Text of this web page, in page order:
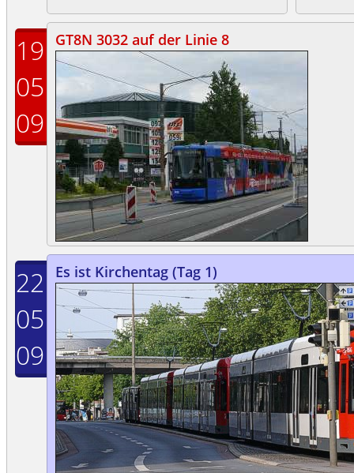
19
05
09
GT8N 3032 auf der Linie 8
22
05
09
Es ist Kirchentag (Tag 1)